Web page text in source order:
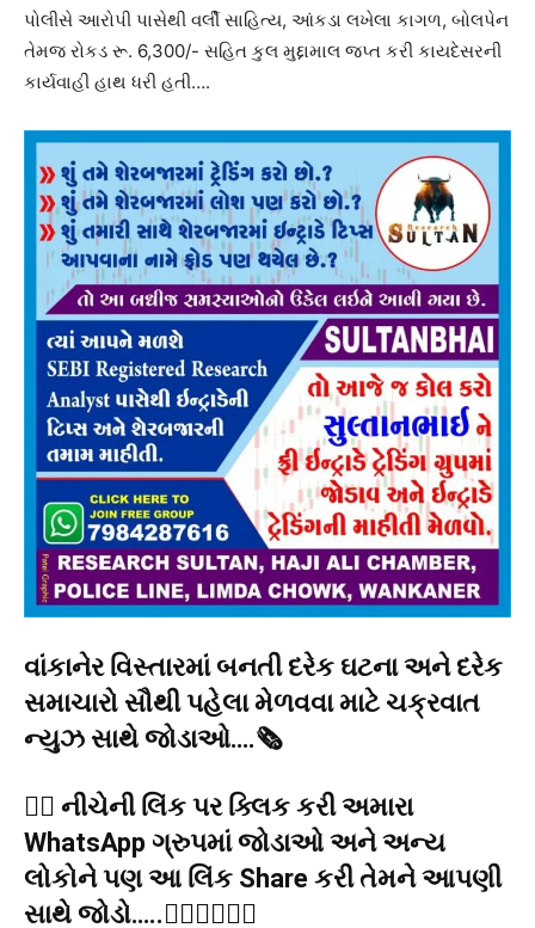
પોલીસે આરોપી પાસેથી વર્લી સાહિત્ય, આંકડા લખેલા કાગળ, બોલપેન
તેમજ રોકડ રૂ. 6,300/- સહિત કુલ મુદ્દામાલ જપ્ત કરી કાયદેસરની
કાર્યવાહી હાથ ધરી હતી….
વાંકાનેર વિસ્તારમાં બનતી દરેક ઘટના અને દરેક
સમાચારો સૌથી પહેલા મેળવવા માટે ચક્રવાત
ન્યુઝ સાથે જોડાઓ….🗞️
👉🏻 નીચેની લિંક પર ક્લિક કરી અમારા
WhatsApp ગ્રુપમાં જોડાઓ અને અન્ય
લોકોને પણ આ લિંક Share કરી તેમને આપણી
સાથે જોડો…..👇🏻👇🏻👇🏻